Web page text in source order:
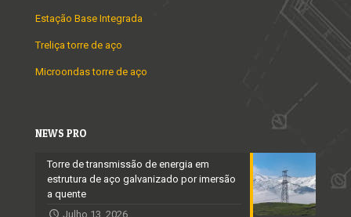
Estação Base Integrada
Treliça torre de aço
Microondas torre de aço
NEWS PRO
Torre de transmissão de energia em
estrutura de aço galvanizado por imersão
a quente
Julho 13, 2026